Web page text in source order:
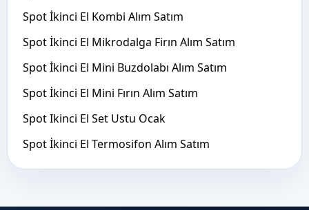
Spot İkinci El Kombi Alım Satım
Spot İkinci El Mikrodalga Firın Alım Satım
Spot İkinci El Mini Buzdolabı Alım Satım
Spot İkinci El Mini Fırın Alım Satım
Spot Ikinci El Set Ustu Ocak
Spot İkinci El Termosifon Alım Satım